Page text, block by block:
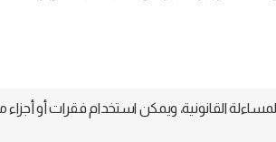
القانونية، ويمكن استخدام فقرات أو أجزاء